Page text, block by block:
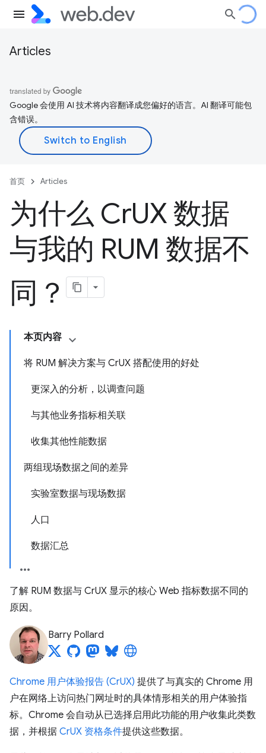
Articles
Google 会使用 AI 技术将内容翻译成您偏好的语言。AI 翻译可能包
含错误。
首页 Articles
为什么 CrUX 数据
与我的 RUM 数据不
同？
本页内容
将 RUM 解决方案与 CrUX 搭配使用的好处
更深入的分析，以调查问题
与其他业务指标相关联
收集其他性能数据
两组现场数据之间的差异
实验室数据与现场数据
人口
数据汇总
了解 RUM 数据与 CrUX 显示的核心 Web 指标数据不同的
原因。
Barry Pollard
Chrome 用户体验报告 (CrUX) 提供了与真实的 Chrome 用
户在网络上访问热门网址时的具体情形相关的用户体验指
标。Chrome 会自动从已选择启用此功能的用户收集此类数
据，并根据 CrUX 资格条件提供这些数据。